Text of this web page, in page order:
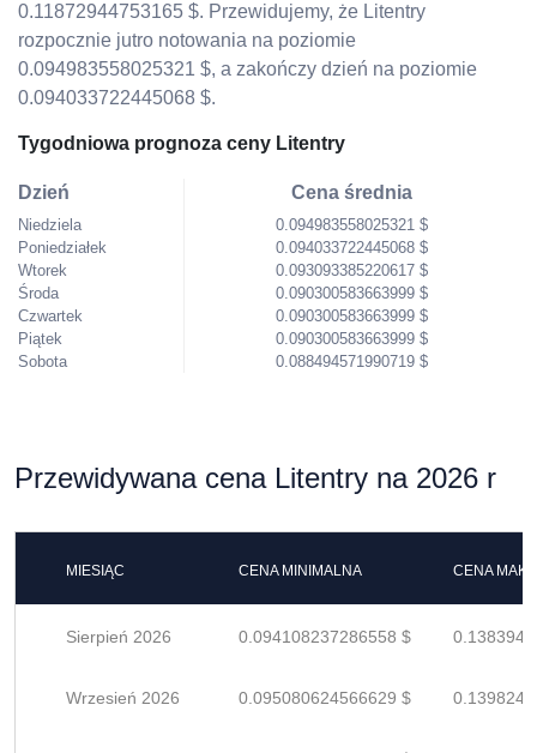
0.11872944753165 $. Przewidujemy, że Litentry
rozpocznie jutro notowania na poziomie
0.094983558025321 $, a zakończy dzień na poziomie
0.094033722445068 $.
Tygodniowa prognoza ceny Litentry
Dzień
Niedziela
Poniedziałek
Wtorek
Środa
Czwartek
Piątek
Sobota
Cena średnia
0.094983558025321 $
0.094033722445068 $
0.093093385220617 $
0.090300583663999 $
0.090300583663999 $
0.090300583663999 $
0.088494571990719 $
Przewidywana cena Litentry na 2026 r
MIESIĄC CENA MINIMALNA CENA
Sierpień 2026 0.094108237286558 $
Wrzesień 2026 0.095080624566629 $